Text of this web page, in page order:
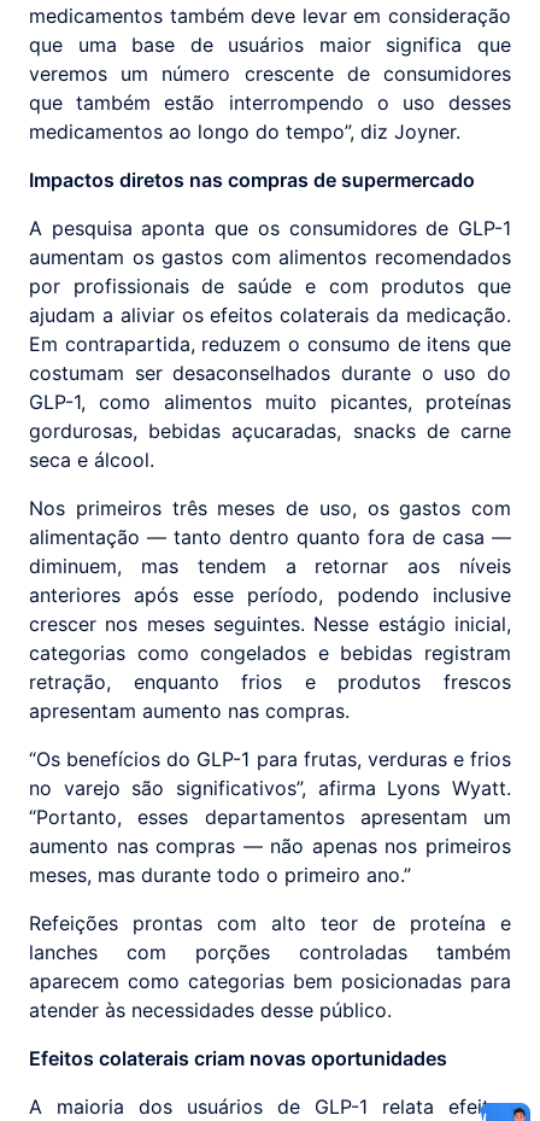
medicamentos também deve levar em consideração
que uma base de usuários maior significa que
veremos um número crescente de consumidores
que também estão interrompendo o uso desses
medicamentos ao longo do tempo”, diz Joyner.
Impactos diretos nas compras de supermercado
A pesquisa aponta que os consumidores de GLP-1
aumentam os gastos com alimentos recomendados
por profissionais de saúde e com produtos que
ajudam a aliviar os efeitos colaterais da medicação.
Em contrapartida, reduzem o consumo de itens que
costumam ser desaconselhados durante o uso do
GLP-1, como alimentos muito picantes, proteínas
gordurosas, bebidas açucaradas, snacks de carne
seca e álcool.
Nos primeiros três meses de uso, os gastos com
alimentação — tanto dentro quanto fora de casa —
diminuem, mas tendem a retornar aos níveis
anteriores após esse período, podendo inclusive
crescer nos meses seguintes. Nesse estágio inicial,
categorias como congelados e bebidas registram
retração, enquanto frios e produtos frescos
apresentam aumento nas compras.
“Os benefícios do GLP-1 para frutas, verduras e frios
no varejo são significativos”, afirma Lyons Wyatt.
“Portanto, esses departamentos apresentam um
aumento nas compras — não apenas nos primeiros
meses, mas durante todo o primeiro ano.”
Refeições prontas com alto teor de proteína e
lanches com porções controladas também
aparecem como categorias bem posicionadas para
atender às necessidades desse público.
Efeitos colaterais criam novas oportunidades
A maioria dos usuários de GLP-1 relata efeitos